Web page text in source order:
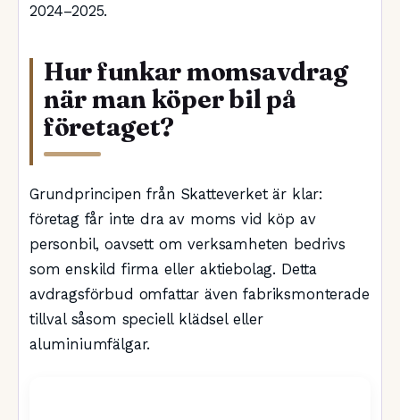
2024–2025.
Hur funkar momsavdrag
när man köper bil på
företaget?
Grundprincipen från Skatteverket är klar:
företag får inte dra av moms vid köp av
personbil, oavsett om verksamheten bedrivs
som enskild firma eller aktiebolag. Detta
avdragsförbud omfattar även fabriksmonterade
tillval såsom speciell klädsel eller
aluminiumfälgar.